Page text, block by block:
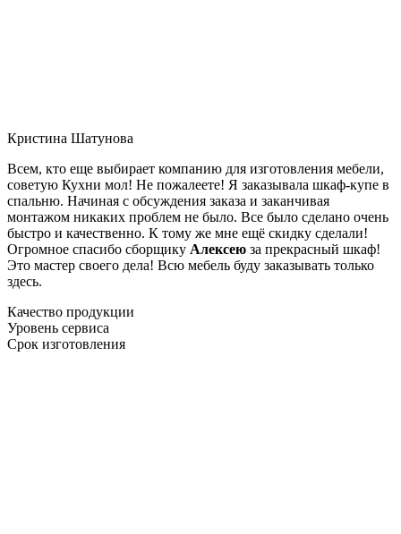
Кристина Шатунова
Всем, кто еще выбирает компанию для изготовления мебели,
советую Кухни мол! Не пожалеете! Я заказывала шкаф-купе в
спальню. Начиная с обсуждения заказа и заканчивая
монтажом никаких проблем не было. Все было сделано очень
быстро и качественно. К тому же мне ещё скидку сделали!
Огромное спасибо сборщику Алексею за прекрасный шкаф!
Это мастер своего дела! Всю мебель буду заказывать только
здесь.
Качество продукции
Уровень сервиса
Срок изготовления